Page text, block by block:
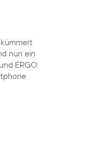
nun ein
ERGO: